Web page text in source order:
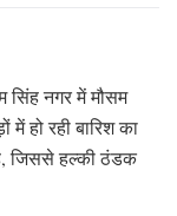
सिंह नगर में मौसम
हो रही बारिश का
जिससे हल्की ठंडक